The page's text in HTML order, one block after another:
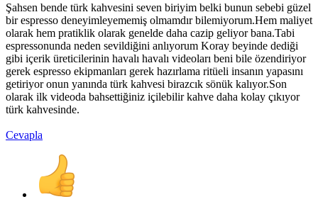
Şahsen bende türk kahvesini seven biriyim belki bunun sebebi güzel
bir espresso deneyimleyememiş olmamdır bilemiyorum.Hem maliyet
olarak hem pratiklik olarak genelde daha cazip geliyor bana.Tabi
espressonunda neden sevildiğini anlıyorum Koray beyinde dediği
gibi içerik üreticilerinin havalı havalı videoları beni bile özendiriyor
gerek espresso ekipmanları gerek hazırlama ritüeli insanın yapasını
getiriyor onun yanında türk kahvesi birazcık sönük kalıyor.Son
olarak ilk videoda bahsettiğiniz içilebilir kahve daha kolay çıkıyor
türk kahvesinde.
Cevapla